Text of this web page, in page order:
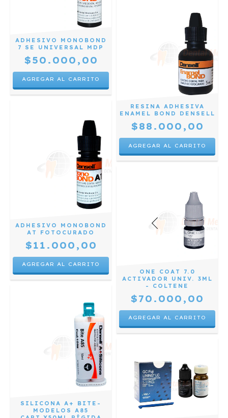
ADHESIVO MONOBOND
7 SE UNIVERSAL MDP
$50.000,00
RESINA ADHESIVA
ENAMEL BOND DENSELL
$88.000,00
ADHESIVO MONOBOND
AT FOTOCURADO
$11.000,00
ONE COAT 7.0
ACTIVADOR UNIV. 3ML
- COLTENE
$70.000,00
SILICONA A+ BITE-
MODELOS A85